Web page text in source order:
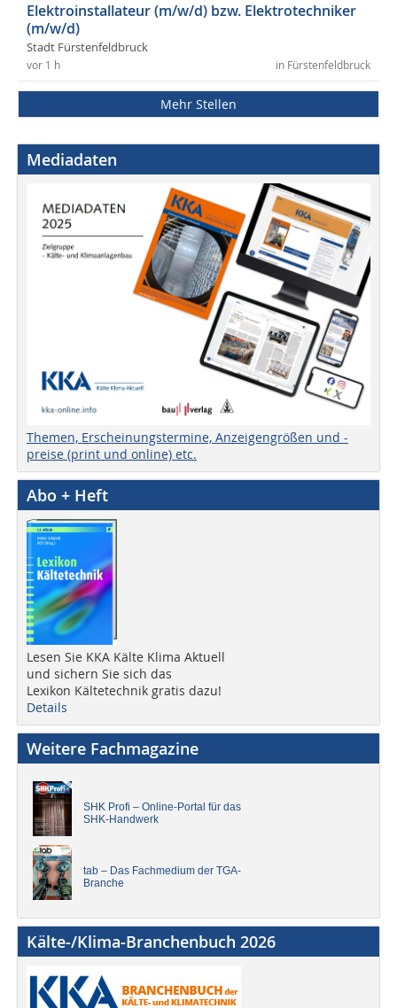
Elektroinstallateur (m/w/d) bzw. Elektrotechniker
(m/w/d)
Stadt Fürstenfeldbruck
in Fürstenfeldbruck
vor 1 h
Mehr Stellen
Mediadaten
Themen, Erscheinungstermine, Anzeigengrößen und -
preise (print und online) etc.
Abo + Heft
Lesen Sie KKA Kälte Klima Aktuell
und sichern Sie sich das
Lexikon Kältetechnik gratis dazu!
Details
Weitere Fachmagazine
SHK Profi – Online-Portal für das
SHK-Handwerk
tab – Das Fachmedium der TGA-
Branche
Kälte-/Klima-Branchenbuch 2026